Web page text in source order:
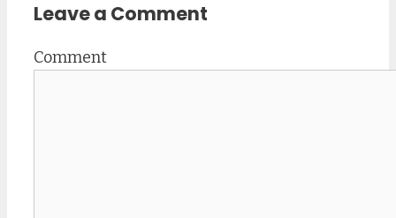
Leave a Comment
Comment